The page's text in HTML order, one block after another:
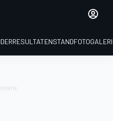
RESULTATENSTAND